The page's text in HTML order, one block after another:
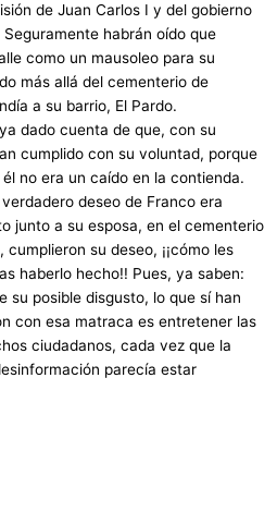
de Juan Carlos I y del gobierno
habrán oído que
como un mausoleo para su
más allá del cementerio de
a su barrio, El Pardo.
dado cuenta de que, con su
cumplido con su voluntad, porque
no era un caído en la contienda.
deseo de Franco era
junto a su esposa, en el cementerio
su deseo, ¡¡cómo les
haberlo hecho!! Pues, ya saben:
su posible disgusto, lo que sí han
con esa matraca es entretener las
ciudadanos, cada vez que la
parecía estar